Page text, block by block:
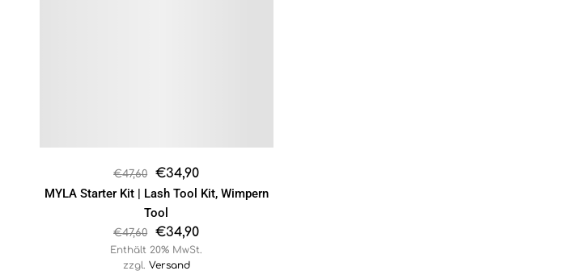
€47,60 €34,90
MYLA Starter Kit | Lash Tool Kit, Wimpern
Tool
€47,60 €34,90
Enthält 20% MwSt.
zzgl. Versand